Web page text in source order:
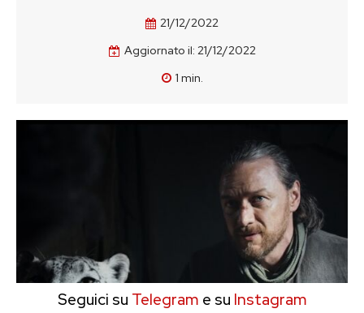
21/12/2022
Aggiornato il: 21/12/2022
1 min.
Seguici su Telegram e su Instagram